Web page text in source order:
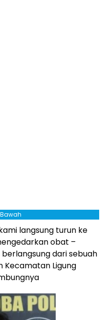
langsung turun ke
obat –
dari sebuah
Kecamatan Ligung